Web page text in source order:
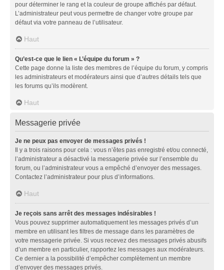
pour déterminer le rang et la couleur de groupe affichés par défaut.
L’administrateur peut vous permettre de changer votre groupe par
défaut via votre panneau de l’utilisateur.
Haut
Qu’est-ce que le lien « L’équipe du forum » ?
Cette page donne la liste des membres de l’équipe du forum, y compris
les administrateurs et modérateurs ainsi que d’autres détails tels que
les forums qu’ils modèrent.
Haut
Messagerie privée
Je ne peux pas envoyer de messages privés !
Il y a trois raisons pour cela : vous n’êtes pas enregistré et/ou connecté,
l’administrateur a désactivé la messagerie privée sur l’ensemble du
forum, ou l’administrateur vous a empêché d’envoyer des messages.
Contactez l’administrateur pour plus d’informations.
Haut
Je reçois sans arrêt des messages indésirables !
Vous pouvez supprimer automatiquement les messages privés d’un
membre en utilisant les filtres de message dans les paramètres de
votre messagerie privée. Si vous recevez des messages privés abusifs
d’un membre en particulier, rapportez les messages aux modérateurs.
Ce dernier a la possibilité d’empêcher complètement un membre
d’envoyer des messages privés.